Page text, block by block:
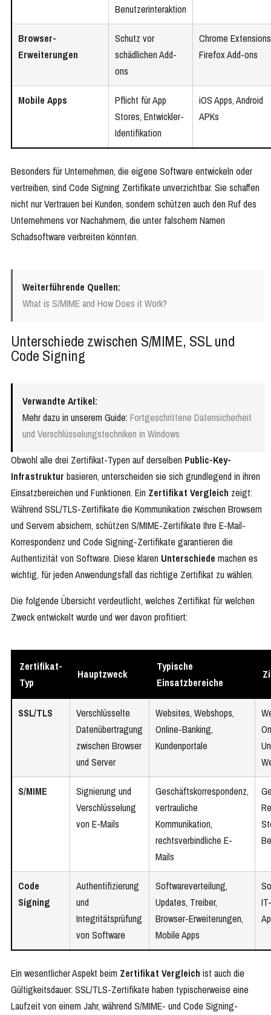
Benutzerinteraktion
Browser-
Erweiterungen
Schutz vor
schädlichen Add-
ons
Chrome
Firefox Add-ons
Mobile Apps
Pflicht für App
Stores, Entwickler-
Identifikation
iOS Apps, Android
APKs
Besonders für Unternehmen, die eigene Software entwickeln oder
vertreiben, sind Code Signing Zertifikate unverzichtbar. Sie schaffen
nicht nur Vertrauen bei Kunden, sondern schützen auch den Ruf des
Unternehmens vor Nachahmern, die unter falschem Namen
Schadsoftware verbreiten könnten.
Weiterführende Quellen:
What is S/MIME and How Does it Work?
Unterschiede zwischen S/MIME, SSL und
Code Signing
Verwandte Artikel:
Mehr dazu in unserem Guide: Fortgeschrittene Datensicherheit
und Verschlüsselungstechniken in Windows
Obwohl alle drei Zertifikat-Typen auf derselben Public-Key-
Infrastruktur basieren, unterscheiden sie sich grundlegend in ihren
Einsatzbereichen und Funktionen. Ein Zertifikat Vergleich zeigt:
Während SSL/TLS-Zertifikate die Kommunikation zwischen Browsern
und Servern absichern, schützen S/MIME-Zertifikate Ihre E-Mail-
Korrespondenz und Code Signing-Zertifikate garantieren die
Authentizität von Software. Diese klaren Unterschiede machen es
wichtig, für jeden Anwendungsfall das richtige Zertifikat zu wählen.
Die folgende Übersicht verdeutlicht, welches Zertifikat für welchen
Zweck entwickelt wurde und wer davon profitiert:
Zertifikat-
Typ
Hauptzweck
Typische
Einsatzbereiche
SSL/TLS
Verschlüsselte
Datenübertragung
zwischen Browser
und Server
Websites, Webshops,
Online-Banking,
Kundenportale
S/MIME
Signierung und
Verschlüsselung
von E-Mails
Geschäftskorrespondenz,
vertrauliche
Kommunikation,
rechtsverbindliche E-
Mails
Code
Signing
Authentifizierung
und
Integritätsprüfung
von Software
Softwareverteilung,
Updates, Treiber,
Browser-Erweiterungen,
Mobile Apps
Ein wesentlicher Aspekt beim Zertifikat Vergleich ist auch die
Gültigkeitsdauer: SSL/TLS-Zertifikate haben typischerweise eine
Laufzeit von einem Jahr, während S/MIME- und Code Signing-